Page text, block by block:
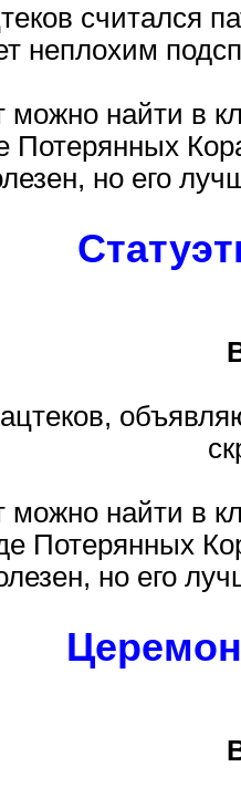
считался
неплохим
найти в
Потерянных
но его
найти в
Потерянных
но его